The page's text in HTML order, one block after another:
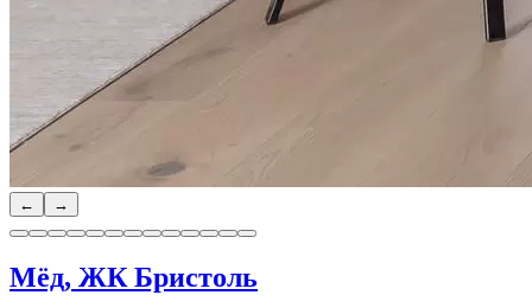
← →
Мёд, ЖК Бристоль